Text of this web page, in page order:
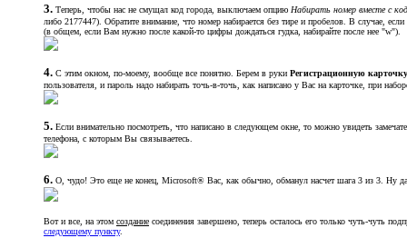
3. Теперь, чтобы нас не смущал код города, выключаем опцию Набирать номер вместе с
либо 2177447). Обратите внимание, что номер набирается без тире и пробелов. В случае,
(в общем, если Вам нужно после какой-то цифры дождаться гудка, набирайте после нее "w").
4. С этим окном, по-моему, вообще все понятно. Берем в руки Регистрационную карточку
пользователя, и пароль надо набирать точь-в-точь, как написано у Вас на карточке, при
5. Если внимательно посмотреть, что написано в следующем окне, то можно увидеть
телефона, с которым Вы связываетесь.
6. О, чудо! Это еще не конец, Microsoft® Вас, как обычно, обманул насчет шага 3 из 3. Ну
Вот и все, на этом создание соединения завершено, теперь осталось его только чуть-чуть
следующему пункту.